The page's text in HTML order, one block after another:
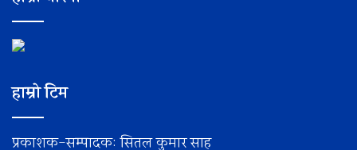
हाम्रो टिम
प्रकाशक-सम्पादक: सितल कुमार साह